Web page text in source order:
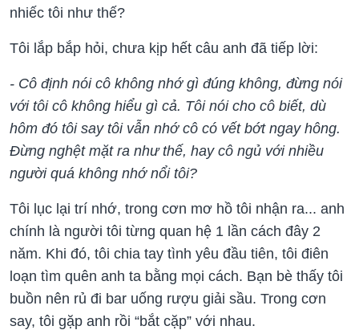
nhiếc tôi như thế?
Tôi lắp bắp hỏi, chưa kịp hết câu anh đã tiếp lời:
- Cô định nói cô không nhớ gì đúng không, đừng nói
với tôi cô không hiểu gì cả. Tôi nói cho cô biết, dù
hôm đó tôi say tôi vẫn nhớ cô có vết bớt ngay hông.
Đừng nghệt mặt ra như thế, hay cô ngủ với nhiều
người quá không nhớ nổi tôi?
Tôi lục lại trí nhớ, trong cơn mơ hồ tôi nhận ra... anh
chính là người tôi từng quan hệ 1 lần cách đây 2
năm. Khi đó, tôi chia tay tình yêu đầu tiên, tôi điên
loạn tìm quên anh ta bằng mọi cách. Bạn bè thấy tôi
buồn nên rủ đi bar uống rượu giải sầu. Trong cơn
say, tôi gặp anh rồi “bắt cặp” với nhau.